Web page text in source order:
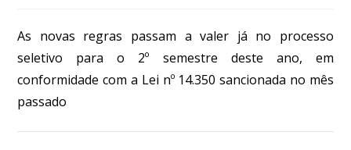
As novas regras passam a valer já no processo
seletivo para o 2º semestre deste ano, em
conformidade com a Lei nº 14.350 sancionada no mês
passado